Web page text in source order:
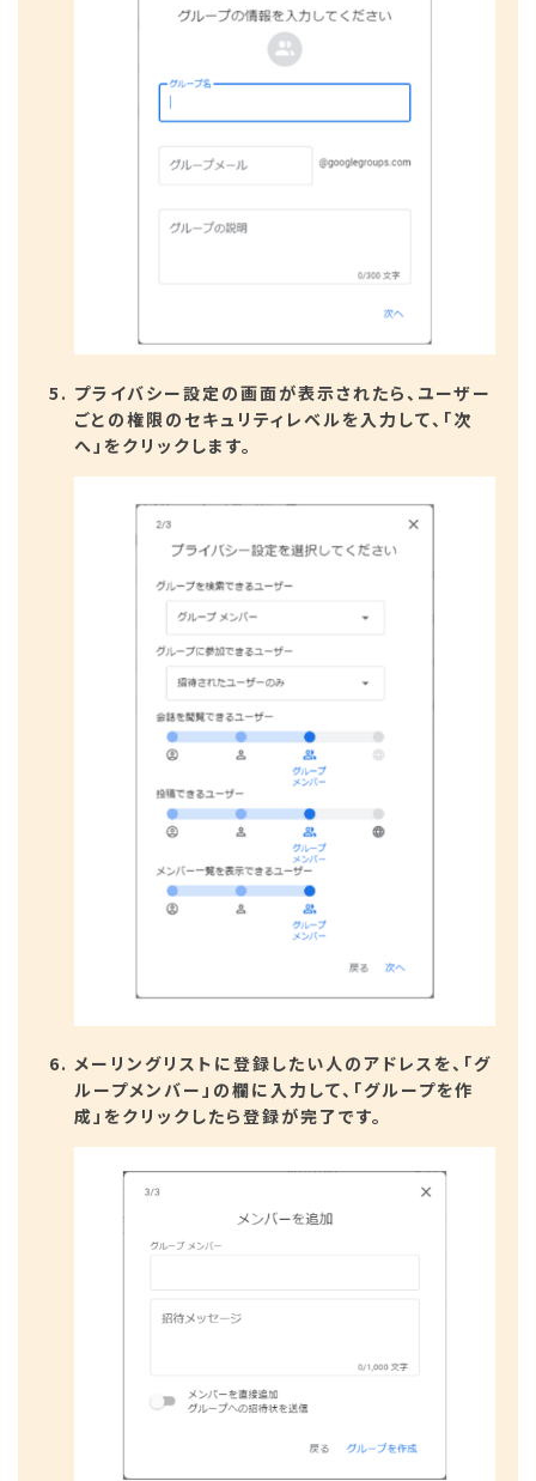
プライバシー設定の画面が表示されたら、ユーザー
ごとの権限のセキュリティレベルを入力して、「次
へ」をクリックします。
メーリングリストに登録したい人のアドレスを、「グ
ループメンバー」の欄に入力して、「グループを作
成」をクリックしたら登録が完了です。